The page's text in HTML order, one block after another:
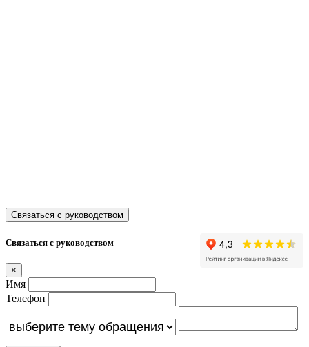
Связаться с руководством
Связаться с руководством
×
Имя
Телефон